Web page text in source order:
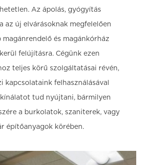
Az ápolás, gyógyítás
az új elvárásoknak megfelelően
magánrendelő és magánkórház
felújításra. Cégünk ezen
teljes körű szolgáltatásai révén,
kapcsolataink felhasználásával
tud nyújtani, bármilyen
a burkolatok, szaniterek, vagy
építőanyagok körében.